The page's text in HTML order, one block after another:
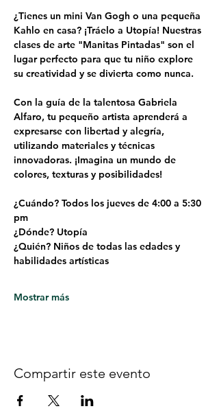
¿Tienes un mini Van Gogh o una pequeña
Kahlo en casa? ¡Tráelo a Utopía! Nuestras
clases de arte "Manitas Pintadas" son el
lugar perfecto para que tu niño explore
su creatividad y se divierta como nunca.
Con la guía de la talentosa Gabriela
Alfaro, tu pequeño artista aprenderá a
expresarse con libertad y alegría,
utilizando materiales y técnicas
innovadoras. ¡Imagina un mundo de
colores, texturas y posibilidades!
¿Cuándo? Todos los jueves de 4:00 a 5:30
pm
¿Dónde? Utopía
¿Quién? Niños de todas las edades y
habilidades artísticas
Mostrar más
Compartir este evento